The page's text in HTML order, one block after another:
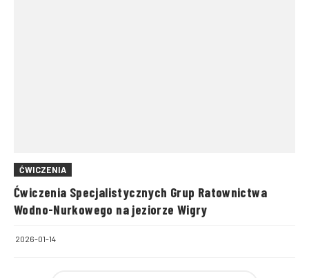
ĆWICZENIA
Ćwiczenia Specjalistycznych Grup Ratownictwa
Wodno-Nurkowego na jeziorze Wigry
2026-01-14